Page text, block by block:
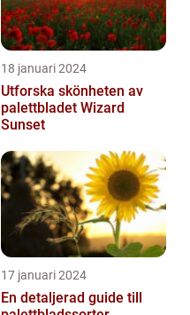
18 januari 2024
Utforska skönheten av
palettbladet Wizard
Sunset
17 januari 2024
En detaljerad guide till